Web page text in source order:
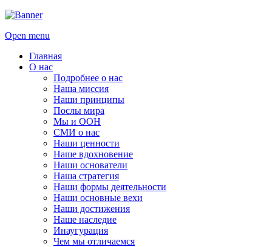
Open menu
Главная
О нас
Подробнее о нас
Наша миссия
Наши принципы
Послы мира
Мы и ООН
СМИ о нас
Наши ценности
Наше вдохновение
Наши основатели
Наша стратегия
Наши формы деятельности
Наши основные вехи
Наши достижения
Наше наследие
Инаугурация
Чем мы отличаемся